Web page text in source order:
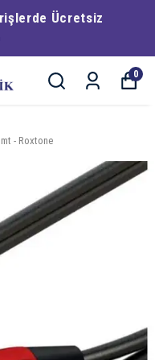
Ücretsiz
0
- Roxtone